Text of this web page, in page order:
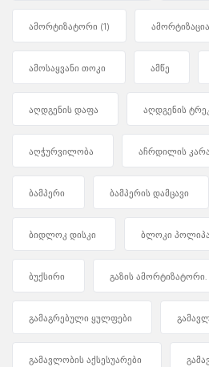
ამორტიზატორი (1) ამორტიზაცია
ამოსაყვანი თოკი ამწე
აღდგენის დაფა აღდგენის
აღჭურვილობა აჩრდილის
ბამპერი ბამპერის დამცავი
ბიდლოკ დისკი ბლოკი
ბუქსირი გაზის ამორტიზატორი.
გამაგრებული ყულფები
გამავლობის აქსესუარები